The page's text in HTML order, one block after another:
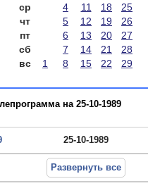
ср
4 11 18
25
чт
5 12 19
26
пт
6 13 20
27
сб
7 14 21
28
вс
1 8 15 22 29
на 25-10-1989
25-10-1989
Развернуть все